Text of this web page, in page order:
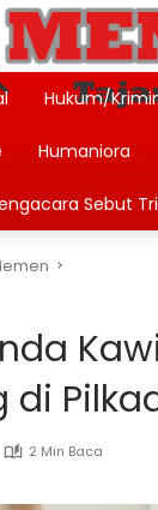
Hukum/
Humaniora
Sebut
di
2 Min Baca